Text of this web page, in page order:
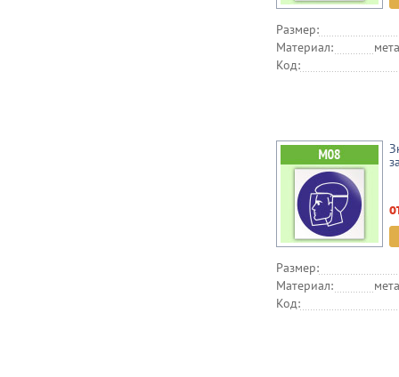
Размер:
Материал:
Код:
Размер:
Материал:
Код: